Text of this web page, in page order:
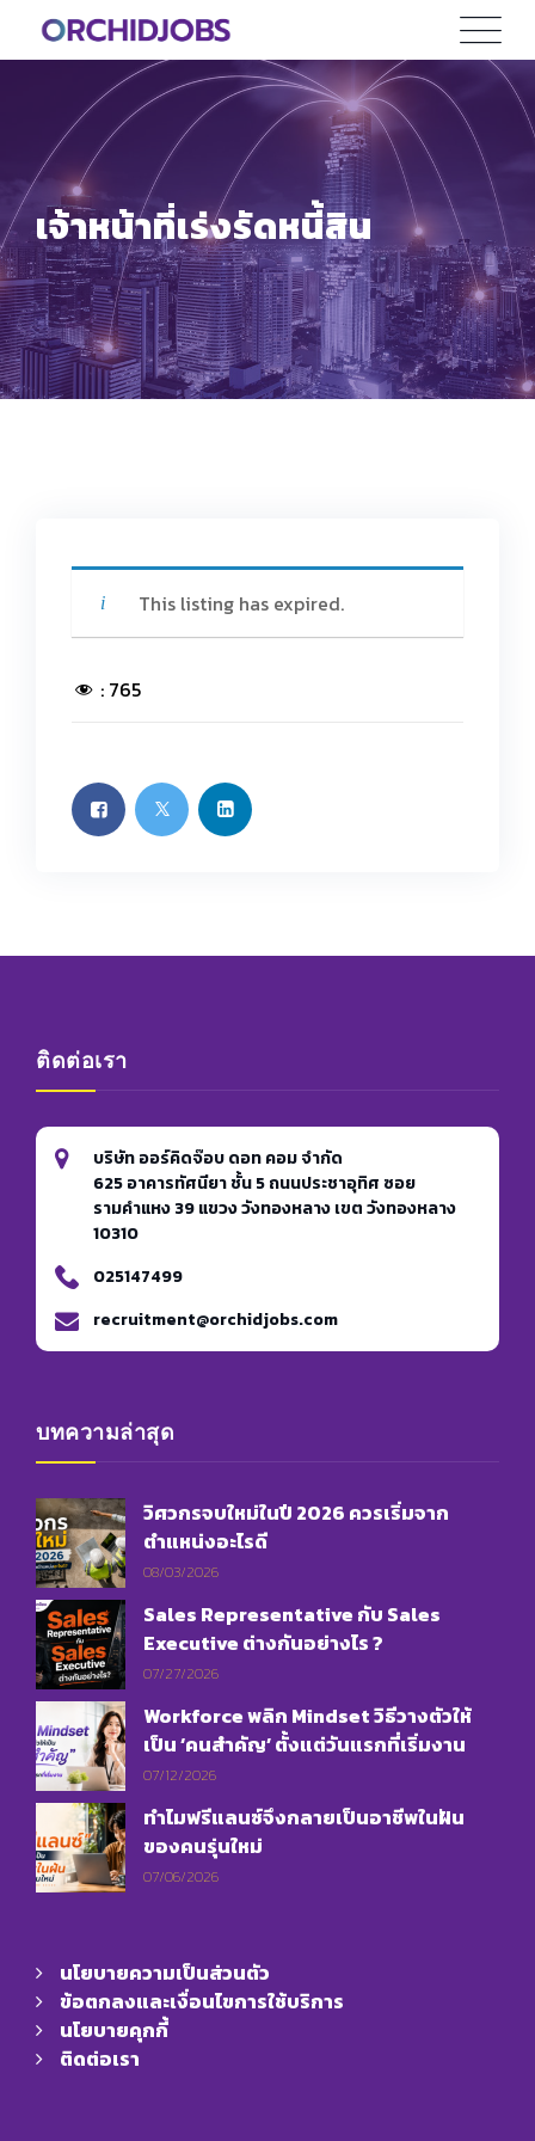
เจ้าหน้าที่เร่งรัดหนี้สิน
This listing has expired.
: 765
ติดต่อเรา
บริษัท ออร์คิดจ๊อบ ดอท คอม จำกัด
625 อาคารทัศนียา ชั้น 5 ถนนประชาอุทิศ ซอย
รามคำแหง 39 แขวง วังทองหลาง เขต วังทองหลาง
10310
025147499
recruitment@orchidjobs.com
บทความล่าสุด
วิศวกรจบใหม่ในปี 2026 ควรเริ่มจาก
ตำแหน่งอะไรดี
08/03/2026
Sales Representative กับ Sales
Executive ต่างกันอย่างไร ?
07/27/2026
Workforce พลิก Mindset วิธีวางตัวให้
เป็น ‘คนสำคัญ’ ตั้งแต่วันแรกที่เริ่มงาน
07/12/2026
ทำไมฟรีแลนซ์จึงกลายเป็นอาชีพในฝัน
ของคนรุ่นใหม่
07/06/2026
นโยบายความเป็นส่วนตัว
ข้อตกลงและเงื่อนไขการใช้บริการ
นโยบายคุกกี้
ติดต่อเรา